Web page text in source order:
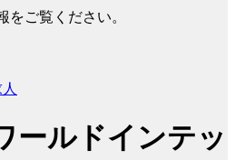
をご覧ください。
ールドインテッ